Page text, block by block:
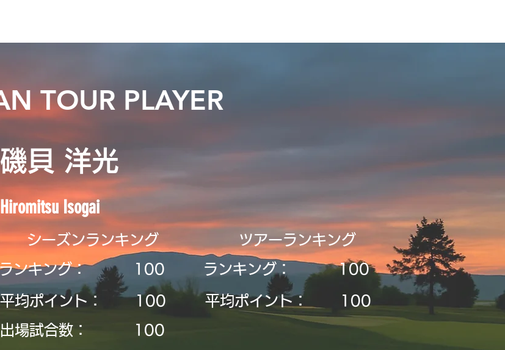
TOUR PLAYER
磯貝 洋光
Hiromitsu Isogai
シーズンランキング
ンキング：
​100
平均ポイント：
​出場試合数：
​100
​100
​ツアーランキング
ランキング：
​100
平均ポイント： ​100